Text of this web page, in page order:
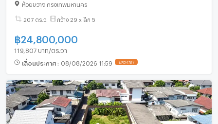
สาธารณะ
ห้วยขวาง กรุงเทพมหานคร
207 ตร.ว. กว้าง 29 x ลึก 5
฿24,800,000
119,807 บาท/ตร.วา
เลื่อนประกาศ : 08/08/2026 11:59 UPDATE !